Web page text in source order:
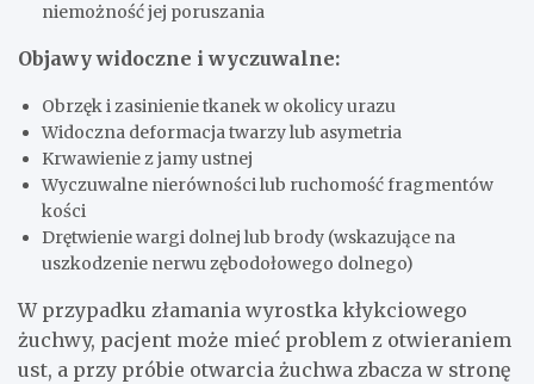
niemożność jej poruszania
Objawy widoczne i wyczuwalne:
Obrzęk i zasinienie tkanek w okolicy urazu
Widoczna deformacja twarzy lub asymetria
Krwawienie z jamy ustnej
Wyczuwalne nierówności lub ruchomość fragmentów
kości
Drętwienie wargi dolnej lub brody (wskazujące na
uszkodzenie nerwu zębodołowego dolnego)
W przypadku złamania wyrostka kłykciowego
żuchwy, pacjent może mieć problem z otwieraniem
ust, a przy próbie otwarcia żuchwa zbacza w stronę